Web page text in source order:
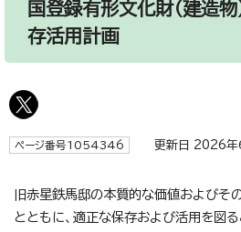
国登録有形文化財（建造
存活用計画
ページ番号1054346 更新日 2026年
旧赤星鉄馬邸の本質的な価値およびそ
とともに、適正な保存および活用を図